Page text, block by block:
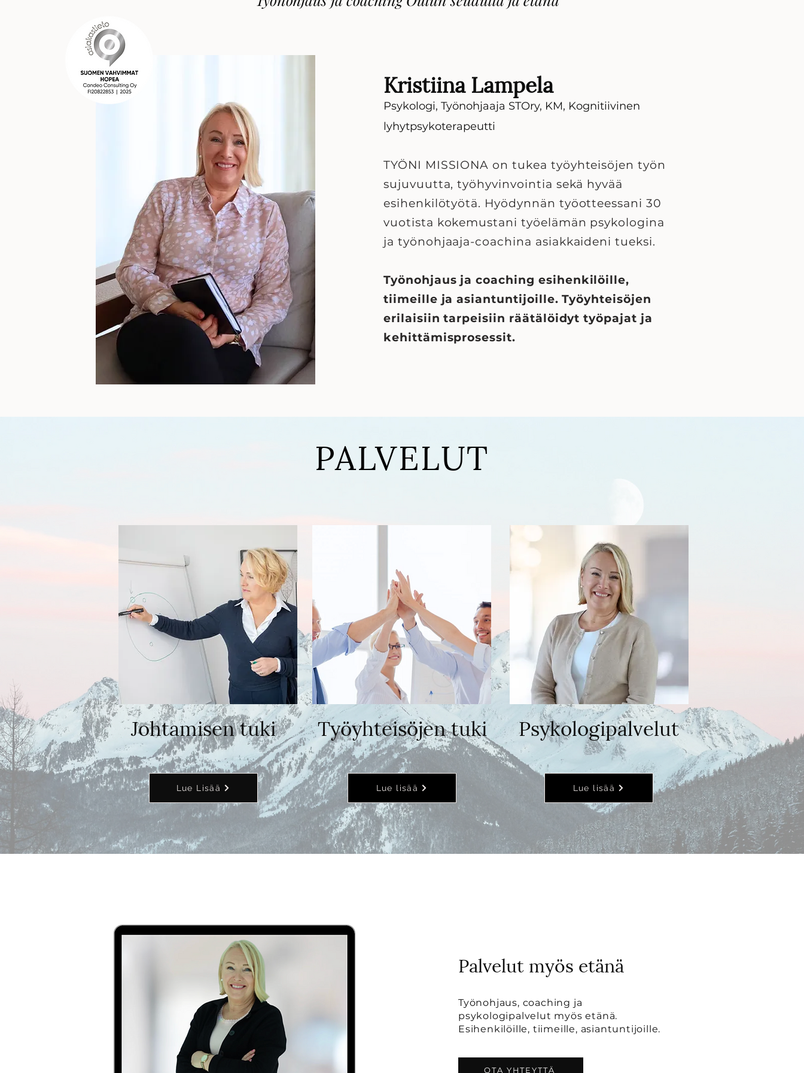
Kristiina Lampela
Psykologi, Työnohjaaja STOry, KM, Kognitiivinen
lyhytpsykoterapeutti
TYÖNI MISSIONA on tukea työyhteisöjen työn
sujuvuutta, työhyvinvointia sekä hyvää
esihenkilötyötä. Hyödynnän työotteessani 30
vuotista kokemustani työelämän psykologina
ja työnohjaaja-coachina asiakkaideni tueksi.
Työnohjaus ja coaching esihenkilöille,
tiimeille ja asiantuntijoille. Työyhteisöjen
erilaisiin tarpeisiin räätälöidyt työpajat ja
kehittämisprosessit.
PALVELUT
Johtamisen tuki
Lue Lisää
Työyhteisöjen tuki
Lue lisää
Psykologipalvelut
Lue lisää
Työnohjaus, coaching ja
psykologipalvelut myös etänä.
Esihenkilöille, tiimeille, asiantuntijoille.
OTA YHTEYTTÄ
Palvelut myös etänä